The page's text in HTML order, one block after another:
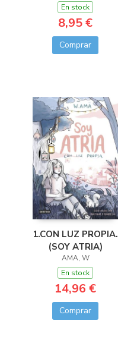
En stock
8,95 €
Comprar
1.CON LUZ PROPIA.
(SOY ATRIA)
AMA, W
En stock
14,96 €
Comprar